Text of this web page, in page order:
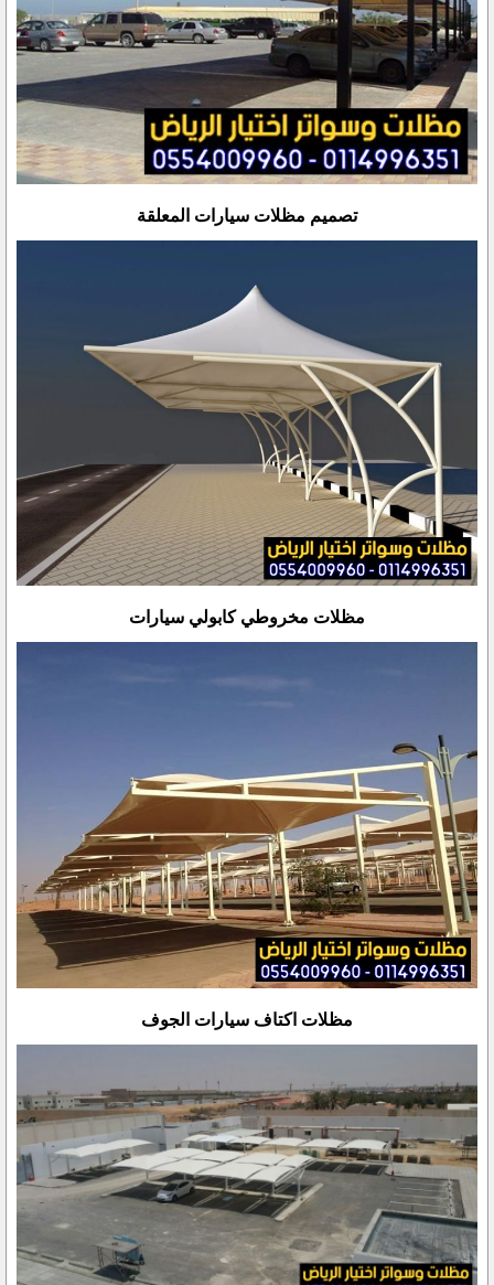
تصميم مظلات سيارات المعلقة
مظلات مخروطي كابولي سيارات
مظلات اكتاف سيارات الجوف